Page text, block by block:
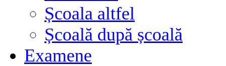
Școala altfel
Școală după școală
Examene